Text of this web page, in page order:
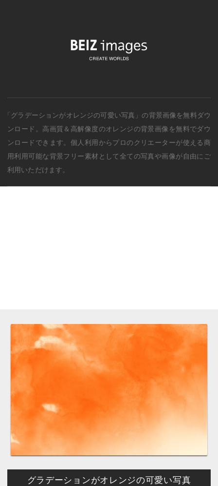
「グラデーションがオレンジの可愛い写真」の背景画像を無料ダウ
ンロード。 高画質＆高解像度のオレンジの背景画像を無料でダウ
ンロードできます。個人利用からプロのクリエーターが使える商
用利用可能な背景フリー素材として全ての写真や画像が自由にご
利用いただけます。
グラデーションがオレンジの可愛い写真